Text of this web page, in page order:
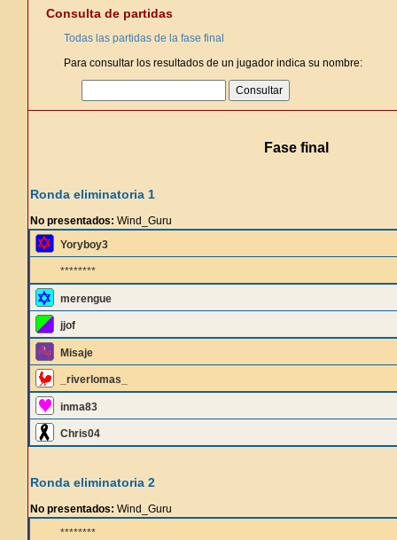
Consulta de partidas
Todas las partidas de la fase final
Para consultar los resultados de un jugador indica su nombre:
Fase final
Ronda eliminatoria 1
No presentados: Wind_Guru
Yoryboy3
********
merengue
jjof
Misaje
_riverlomas_
inma83
Chris04
Ronda eliminatoria 2
No presentados: Wind_Guru
********